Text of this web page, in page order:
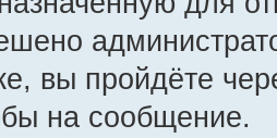
вы пройдёте
на сообщение.